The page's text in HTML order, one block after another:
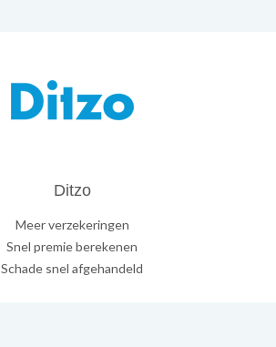
Ditzo
Meer verzekeringen
Snel premie berekenen
Schade snel afgehandeld